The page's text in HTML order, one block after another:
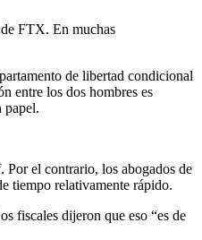
de libertad condicional
entre los dos hombres es
papel.
el contrario, los abogados de
tiempo relativamente rápido.
fiscales dijeron que eso “es de